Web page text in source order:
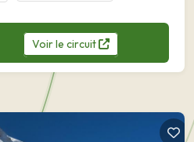
Voirle circuit